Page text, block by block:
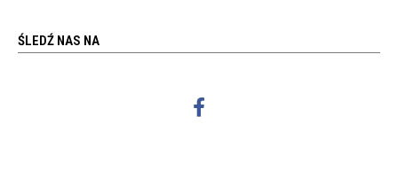
ŚLEDŹ NAS NA